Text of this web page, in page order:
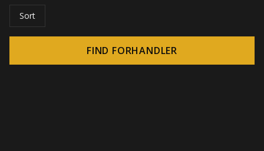
Sort
FIND FORHANDLER